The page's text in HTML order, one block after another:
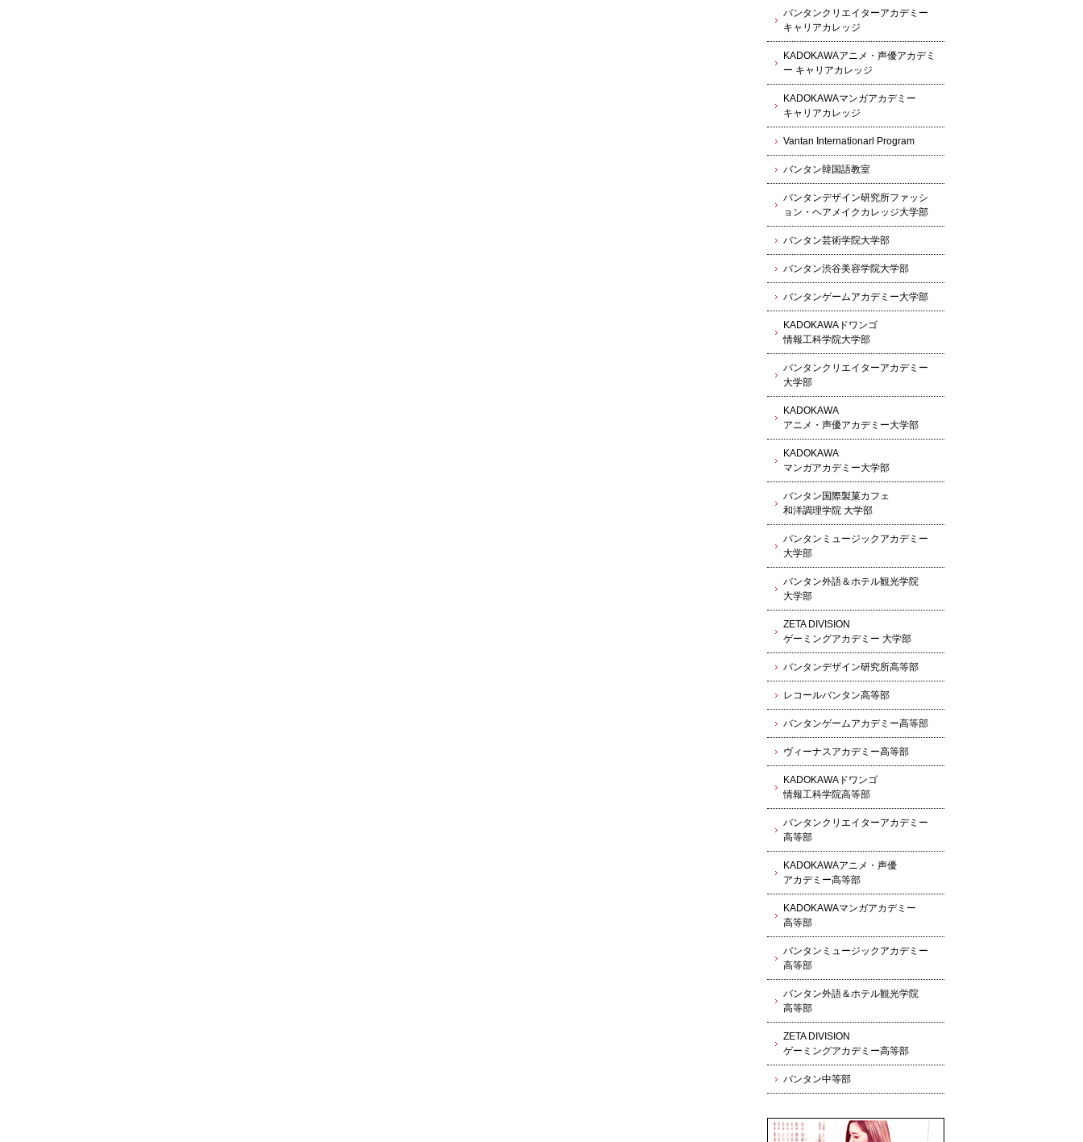
バンタンクリエイターアカデミー
キャリアカレッジ
KADOKAWAアニメ・声優アカデミ
ー キャリアカレッジ
KADOKAWAマンガアカデミー
キャリアカレッジ
Vantan Internationarl Program
バンタン韓国語教室
バンタンデザイン研究所ファッシ
ョン・ヘアメイクカレッジ大学部
バンタン芸術学院大学部
バンタン渋谷美容学院大学部
バンタンゲームアカデミー大学部
KADOKAWAドワンゴ
情報工科学院大学部
バンタンクリエイターアカデミー
大学部
KADOKAWA
アニメ・声優アカデミー大学部
KADOKAWA
マンガアカデミー大学部
バンタン国際製菓カフェ
和洋調理学院 大学部
バンタンミュージックアカデミー
大学部
バンタン外語＆ホテル観光学院
大学部
ZETA DIVISION
ゲーミングアカデミー 大学部
バンタンデザイン研究所高等部
レコールバンタン高等部
バンタンゲームアカデミー高等部
ヴィーナスアカデミー高等部
KADOKAWAドワンゴ
情報工科学院高等部
バンタンクリエイターアカデミー
高等部
KADOKAWAアニメ・声優
アカデミー高等部
KADOKAWAマンガアカデミー
高等部
バンタンミュージックアカデミー
高等部
バンタン外語＆ホテル観光学院
高等部
ZETA DIVISION
ゲーミングアカデミー高等部
バンタン中等部